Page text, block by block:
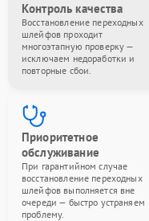
Контроль качества
Восстановление переходных
шлейфов проходит
многоэтапную проверку —
исключаем недоработки и
повторные сбои.
Приоритетное
обслуживание
При гарантийном случае
восстановление переходных
шлейфов выполняется вне
очереди — быстро устраняем
проблему.